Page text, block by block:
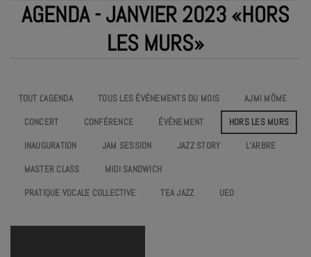
AGENDA - JANVIER 2023 «HORS
LES MURS»
TOUT L'AGENDA TOUS LES ÉVÉNEMENTS DU MOIS
AJMI MÔME
CONCERT
CONFÉRENCE ÉVÉNEMENT
HORS LES MURS
INAUGURATION
JAM SESSION JAZZ STORY
L’ARBRE
MASTER CLASS
MIDI SANDWICH
PRATIQUE VOCALE COLLECTIVE
TEA JAZZ UEO